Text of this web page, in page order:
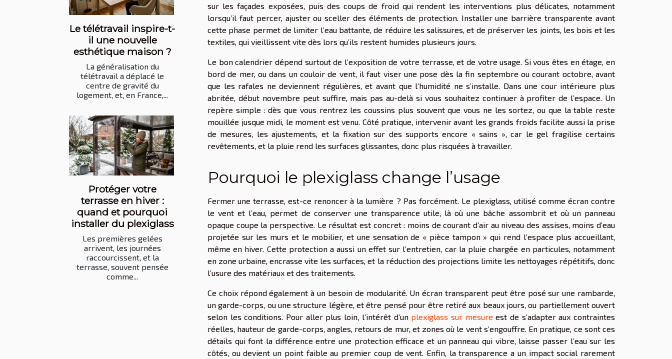
Le télétravail inspire-t-
il une nouvelle
esthétique maison ?
La généralisation du
télétravail a déplacé le
centre de gravité du
logement, et, en France,...
Protéger votre
terrasse en hiver :
quand et pourquoi
installer du plexiglass
Les premières gelées
arrivent, les journées
raccourcissent, et la
terrasse, souvent pensée
comme...
sur les façades exposées, puis des coups de froid qui rendent les interventions plus délicates, notamment
lorsqu’il faut percer, ajuster ou sceller des éléments de protection. Installer une barrière transparente avant
cette phase permet de limiter l’eau battante, de réduire les salissures, et de préserver les joints, les bois et les
textiles, qui vieillissent vite dès lors qu’ils restent humides plusieurs jours.
Le bon calendrier dépend surtout de l’exposition de votre terrasse, et de votre usage. Si vous êtes en étage, en
bord de mer, ou dans un couloir de vent, il faut viser une pose dès la fin septembre ou courant octobre, avant
que les rafales ne deviennent régulières, et avant que l’humidité ne s’installe. Dans une cour intérieure plus
abritée, début novembre peut suffire, mais pas au-delà si vous souhaitez continuer à profiter de l’espace. Un
repère simple : dès que vous rentrez les coussins plus souvent que vous ne les sortez, ou que la table reste
mouillée jusque midi, le moment est venu. Côté pratique, intervenir avant les grands froids facilite aussi la prise
de mesures, les ajustements, et la fixation sur des supports encore « sains », car le gel fragilise certains
revêtements, et la pluie rend les surfaces glissantes, donc plus risquées à travailler.
Pourquoi le plexiglass change l’usage
Fermer une terrasse, est-ce renoncer à la lumière ? Pas forcément. Le plexiglass, utilisé comme écran contre
le vent et l’eau, permet de conserver une transparence utile, là où une bâche assombrit et où un panneau
opaque coupe la perspective. Le résultat est concret : moins de courant d’air au niveau des assises, moins d’eau
projetée sur les murs et le mobilier, et une sensation de « pièce tampon » qui rend l’espace plus accueillant,
même en hiver. Cette protection a aussi un effet sur l’entretien, car la pluie chargée en particules, notamment
en zone urbaine, encrasse vite les surfaces, et la réduction des projections limite les nettoyages répétitifs, donc
l’usure des matériaux et des traitements.
Ce choix répond également à un besoin de modularité. Un écran transparent peut être posé sur une rambarde,
un garde-corps, ou une structure légère, et être pensé pour être retiré aux beaux jours, ou partiellement ouvert
selon les conditions. Pour aller plus loin, l’intérêt d’un plexiglass sur mesure est de s’adapter aux contraintes
réelles, hauteur de garde-corps, angles, retours de mur, et zones où le vent s’engouffre. En pratique, ce sont ces
détails qui font la différence entre une protection efficace et un panneau qui vibre, laisse passer l’eau sur les
côtés, ou devient un point faible au premier coup de vent. Enfin, la transparence a un impact social rarement